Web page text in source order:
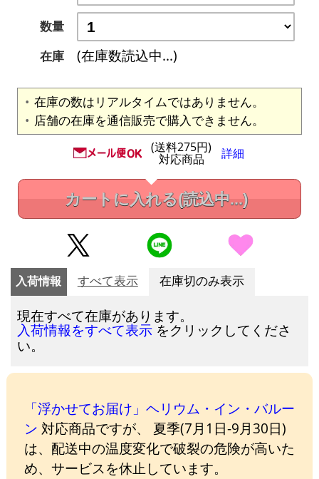
数量
在庫
(在庫数読込中...)
在庫の数はリアルタイムではありません。
店舗の在庫を通信販売で購入できません。
(送料275円)
対応商品 詳細
カートに入れる(読込中...)
入荷情報 すべて表示 在庫切のみ表示
現在すべて在庫があります。
入荷情報をすべて表示 をクリックしてくださ
い。
「浮かせてお届け」ヘリウム・イン・バルー
ン 対応商品ですが、 夏季(7月1日-9月30日)
は、配送中の温度変化で破裂の危険が高いた
め、サービスを休止しています。